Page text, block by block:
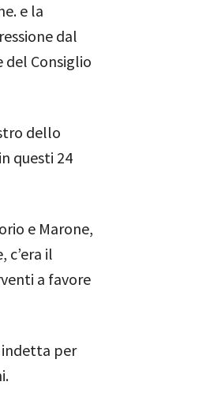
e la
dal
Consiglio
dello
questi 24
e Marone,
c’era il
a favore
per